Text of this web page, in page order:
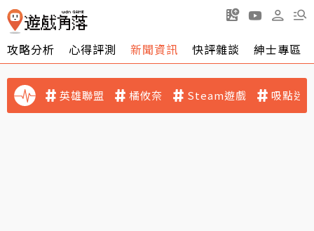
攻略分析 心得評測 新聞資訊 快評雜談 紳士專區
英雄聯盟 橘攸奈 Steam遊戲 吸點迷